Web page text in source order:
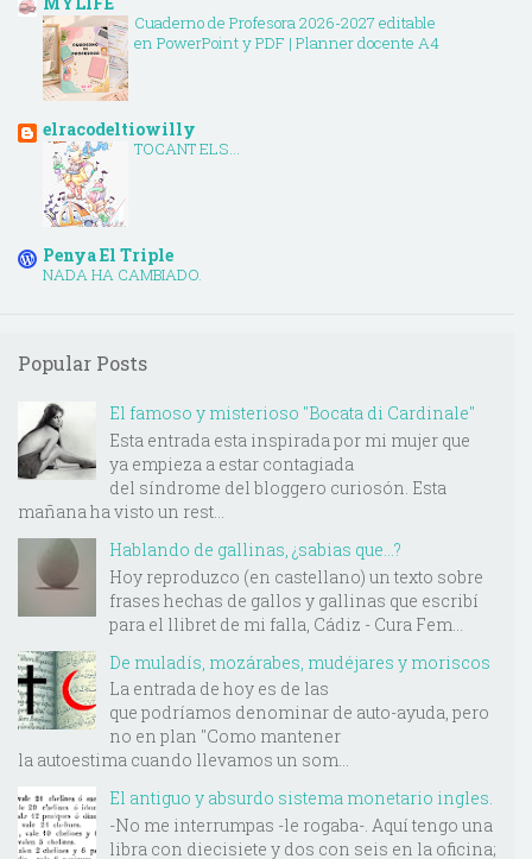
Cuaderno de Profesora 2026-2027 editable
en PowerPoint y PDF | Planner docente A4
elracodeltiowilly
TOCANT ELS...
Penya El Triple
NADA HA CAMBIADO.
Popular Posts
El famoso y misterioso "Bocata di Cardinale"
Esta entrada esta inspirada por mi mujer que
ya empieza a estar contagiada
del síndrome del bloggero curiosón. Esta
mañana ha visto un rest...
Hablando de gallinas, ¿sabias que...?
Hoy reproduzco (en castellano) un texto sobre
frases hechas de gallos y gallinas que escribí
para el llibret de mi falla, Cádiz - Cura Fem...
De muladís, mozárabes, mudéjares y moriscos
La entrada de hoy es de las
que podríamos denominar de auto-ayuda, pero
no en plan "Como mantener
la autoestima cuando llevamos un som...
El antiguo y absurdo sistema monetario ingles.
-No me interrumpas -le rogaba-. Aquí tengo una
libra con diecisiete y dos con seis en la oficina;